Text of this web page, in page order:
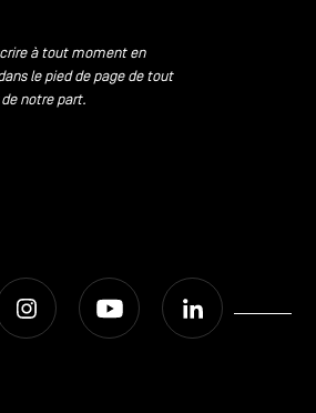
à tout moment en
le pied de page de tout
notre part.
Instagram Youtube